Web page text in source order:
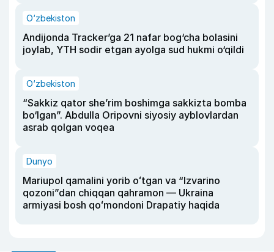
O‘zbekiston
Andijonda Tracker’ga 21 nafar bog‘cha bolasini
joylab, YTH sodir etgan ayolga sud hukmi o‘qildi
O‘zbekiston
“Sakkiz qator she’rim boshimga sakkizta bomba
bo‘lgan”. Abdulla Oripovni siyosiy ayblovlardan
asrab qolgan voqea
Dunyo
Mariupol qamalini yorib oʻtgan va “Izvarino
qozoni”dan chiqqan qahramon — Ukraina
armiyasi bosh qoʻmondoni Drapatiy haqida